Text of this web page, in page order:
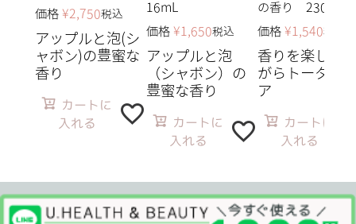
価格 ¥2,750税込
アップルと泡(シ
ャボン)の豊蜜な
香り
カートに
入れる
16mL
価格 ¥1,650税込
アップルと泡
（シャボン）の
豊蜜な香り
カートに
入れる
の香り 230g
価格 ¥1,540税込
香りを楽しみ
がらトータル
ア
カートに
入れる